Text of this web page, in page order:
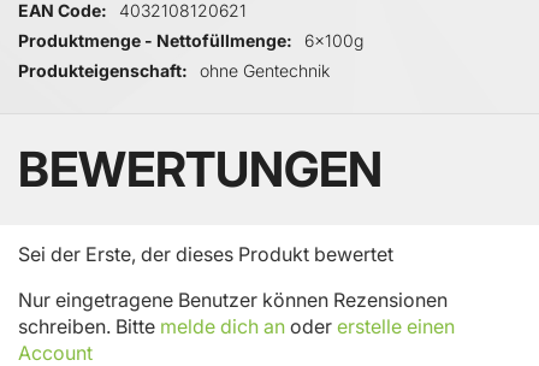
EAN Code
4032108120621
Produktmenge - Nettofüllmenge
6x100g
Produkteigenschaft
ohne Gentechnik
BEWERTUNGEN
Sei der Erste, der dieses Produkt bewertet
Nur eingetragene Benutzer können Rezensionen
schreiben. Bitte melde dich an oder erstelle einen
Account